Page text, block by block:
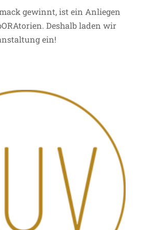
gewinnt, ist ein Anliegen
Deshalb laden wir
ein!
Allgemein